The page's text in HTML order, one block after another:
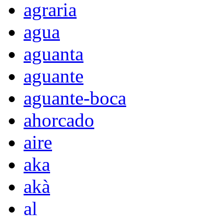
agraria
agua
aguanta
aguante
aguante-boca
ahorcado
aire
aka
akà
al